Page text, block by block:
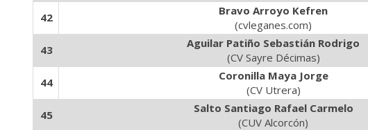
42
Bravo Arroyo Kefren
(cvleganes.com)
43
Aguilar Patiño Sebastián Rodrigo
(CV Sayre Décimas)
44
Coronilla Maya Jorge
(CV Utrera)
45
Salto Santiago Rafael Carmelo
(CUV Alcorcón)